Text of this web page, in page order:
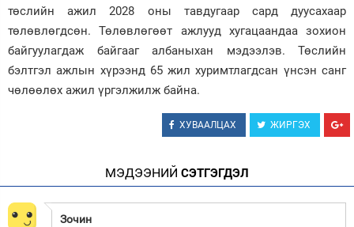
төслийн ажил 2028 оны тавдугаар сард дуусахаар
төлөвлөгдсөн. Төлөвлөгөөт ажлууд хугацаандаа зохион
байгуулагдаж байгааг албаныхан мэдээлэв. Төслийн
бэлтгэл ажлын хүрээнд 65 жил хуримтлагдсан үнсэн санг
чөлөөлөх ажил үргэлжилж байна.
ХУВААЛЦАХ ЖИРГЭХ
МЭДЭЭНИЙ СЭТГЭГДЭЛ